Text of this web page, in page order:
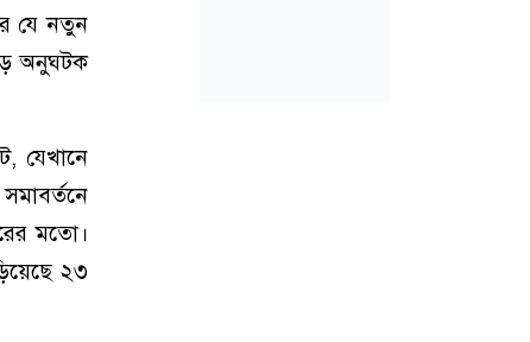
যে নতুন
অনুঘটক
যেখানে
মতো।
২৩